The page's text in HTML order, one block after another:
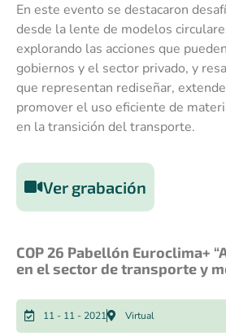
En este evento se destacaron
desde la lente de modelos
explorando las acciones que
gobiernos y el sector privado, y
que representan rediseñar,
promover el uso eficiente de
en la transición del transporte.
Ver grabación
COP 26 Pabellón Euroclima+
en el sector de transporte y
11 - 11 - 2021 Virtual